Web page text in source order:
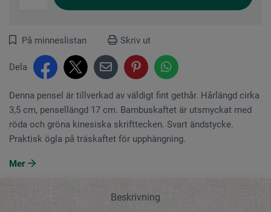
På minneslistan Skriv ut
Dela
Denna pensel är tillverkad av väldigt fint gethår. Hårlängd cirka
3,5 cm, pensellängd 17 cm. Bambuskaftet är utsmyckat med
röda och gröna kinesiska skrifttecken. Svart ändstycke.
Praktisk ögla på träskaftet för upphängning.
Mer
Beskrivning